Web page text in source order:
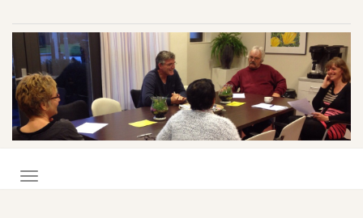
TOGGLE NAVIGATIE